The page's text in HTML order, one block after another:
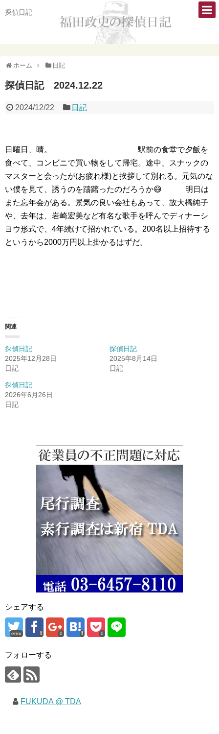
探偵日記
ホーム 日記
探偵日記 2024.12.22
2024/12/22 日記
日曜日、晴。 駅前の食堂で夕飯を
食べて、コンビニで買い物をして帰宅。途中、スナックの
マスターと会ったが(お疲れ様)と挨拶して別れる。元気のな
い僕を見て、誘うのを躊躇ったのだろうか😅 明日は
また忘年会がある。景気の良い会社もあって、故大橋純子
や、去年は、岩崎宏美など有名な歌手を呼んでディナーシ
ヨウ形式で、4年続けて招かれている。200名以上招待する
というから2000万円以上掛かるはずだ。
関連
探偵日記
2025年12月28日
日記
探偵日記
2025年8月14日
日記
探偵日記
2026年6月26日
日記
シェアする
error 0 0
フォローする
FUKUDA @ TDA